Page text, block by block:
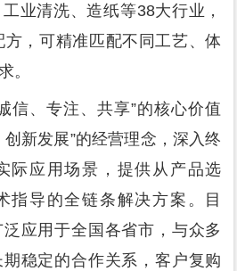
业清洗、造纸等38大行业，
，可精准匹配不同工艺、体
。
、专注、共享”的核心价值
新发展”的经营理念，深入终
际应用场景，提供从产品选
指导的全链条解决方案。目
应用于全国各省市，与众多
稳定的合作关系，客户复购